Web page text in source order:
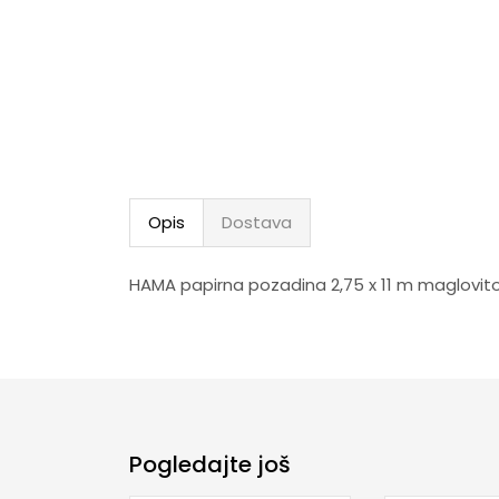
Opis Dostava
HAMA papirna pozadina 2,75 x 11 m
Pogledajte još